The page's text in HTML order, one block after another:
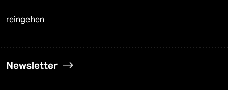
reingehen
Newsletter